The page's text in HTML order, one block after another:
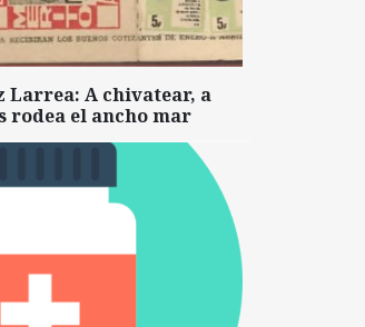
Larrea: A chivatear, a
rodea el ancho mar